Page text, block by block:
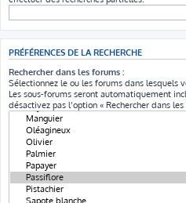
PRÉFÉRENCES DE LA RECHERCHE
Rechercher dans les forums :
Sélectionnez le ou les forums dans lesquels
Les sous-forums seront automatiquement
désactivez pas l’option « Rechercher dans